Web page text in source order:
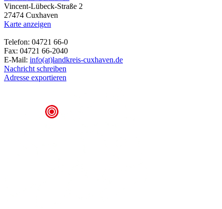
Vincent-Lübeck-Straße 2
27474 Cuxhaven
Karte anzeigen
Telefon: 04721 66-0
Fax: 04721 66-2040
E-Mail: info(at)landkreis-cuxhaven.de
Nachricht schreiben
Adresse exportieren